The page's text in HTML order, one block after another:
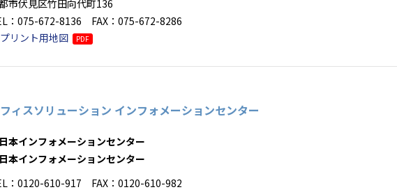
市伏見区竹田向代町136
：075-672-8136 FAX：075-672-8286
プリント用地図
PDF
ィスソリューション インフォメーションセンター
本インフォメーションセンター
本インフォメーションセンター
：0120-610-917 FAX：0120-610-982